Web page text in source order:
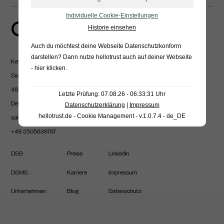
Keyed GmbH
Siemensstraße 12
48341 Altenberge
Deutschland
sales@keyed.de
+49 2505639797
DSB
DSMS
Unternehmen
Preise
Karriere
Blog
LinkedIn
Impressum
Datenschutz
Individuelle Cookie-Einstellungen
Historie einsehen
Auch du möchtest deine Webseite Datenschutzkonform
darstellen? Dann nutze hellotrust auch auf deiner Webseite
- hier klicken.
Letzte Prüfung: 07.08.26 - 06:33:31 Uhr
Datenschutzerklärung
Impressum
hellotrust.de - Cookie Management - v.1.0.7.4 - de_DE